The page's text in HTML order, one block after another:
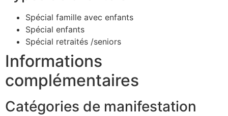
Spécial famille avec enfants
Spécial enfants
Spécial retraités /seniors
Informations
complémentaires
Catégories de manifestation